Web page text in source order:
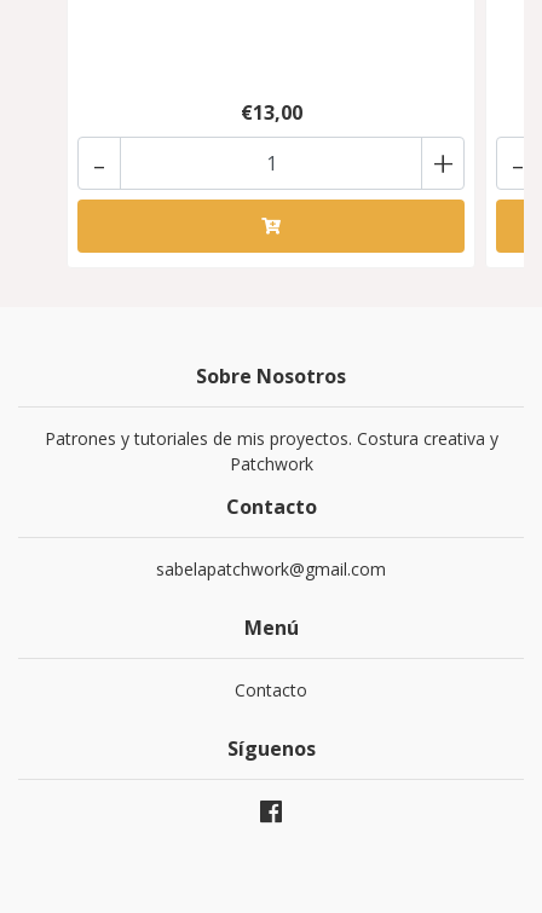
€13,00
+
- -
Sobre Nosotros
Patrones y tutoriales de mis proyectos. Costura creativa y
Patchwork
Contacto
sabelapatchwork@gmail.com
Menú
Contacto
Síguenos